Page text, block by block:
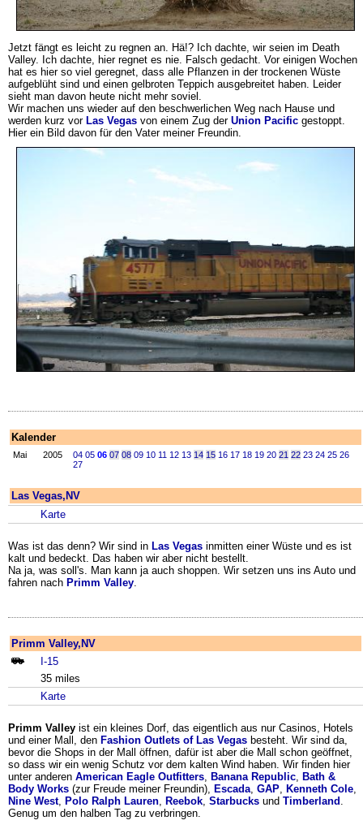
Jetzt fängt es leicht zu regnen an. Hä!? Ich dachte, wir seien im Death
Valley. Ich dachte, hier regnet es nie. Falsch gedacht. Vor einigen Wochen
hat es hier so viel geregnet, dass alle Pflanzen in der trockenen Wüste
aufgeblüht sind und einen gelbroten Teppich ausgebreitet haben. Leider
sieht man davon heute nicht mehr soviel.
Wir machen uns wieder auf den beschwerlichen Weg nach Hause und
werden kurz vor Las Vegas von einem Zug der Union Pacific gestoppt.
Hier ein Bild davon für den Vater meiner Freundin.
Kalender
Mai 2005 04 05 06 07 08 09 10 11 12 13 14 15 16 17 18 19 20 21 22 23 24 25 26
27
Las Vegas,NV
Karte
Was ist das denn? Wir sind in Las Vegas inmitten einer Wüste und es ist
kalt und bedeckt. Das haben wir aber nicht bestellt.
Na ja, was soll's. Man kann ja auch shoppen. Wir setzen uns ins Auto und
fahren nach Primm Valley
Primm Valley,NV
I-15
35 miles
Karte
Primm Valley ist ein kleines Dorf, das eigentlich aus nur Casinos, Hotels
und einer Mall, den Fashion Outlets of Las Vegas besteht. Wir sind da,
bevor die Shops in der Mall öffnen, dafür ist aber die Mall schon geöffnet,
so dass wir ein wenig Schutz vor dem kalten Wind haben. Wir finden hier
unter anderen American Eagle Outfitters Banana Republic Bath &
Body Works (zur Freude meiner Freundin), Escada GAP Kenneth Cole
Nine West, Polo Ralph Lauren Reebok Starbucks und Timberland
Genug um den halben Tag zu verbringen.